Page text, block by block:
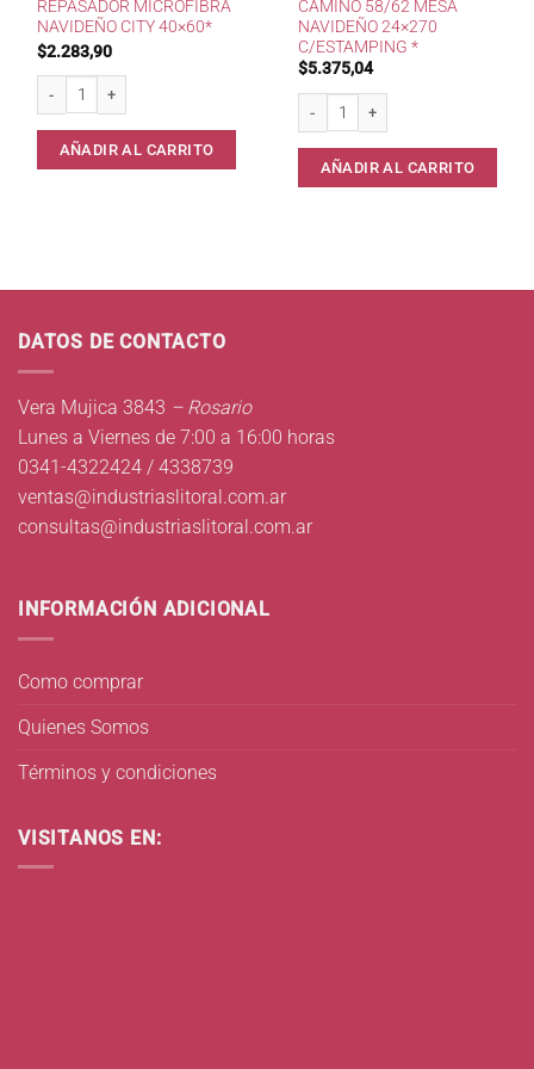
REPASADOR MICROFIBRA
NAVIDEÑO CITY 40×60*
$2.283,90
Repasador Microfibra Navideño City 40x60* cantidad
AÑADIR AL CARRITO
CAMINO 58/62 MESA
NAVIDEÑO 24×270
C/ESTAMPING *
$5.375,04
AÑADIR AL CARRITO
DATOS DE CONTACTO
Vera Mujica 3843 – Rosario
Lunes a Viernes de 7:00 a 16:00 horas
0341-4322424 / 4338739
ventas@industriaslitoral.com.ar
consultas@industriaslitoral.com.ar
INFORMACIÓN ADICIONAL
Como comprar
Quienes Somos
Términos y condiciones
VISITANOS EN: